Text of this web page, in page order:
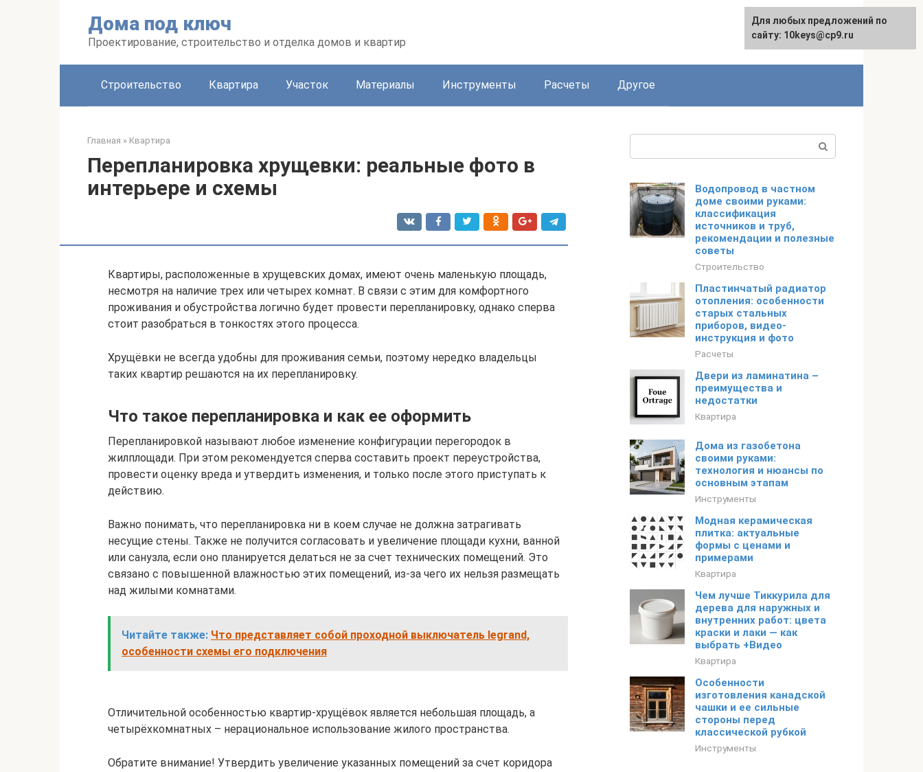
Дома под ключ
Проектирование, строительство и отделка домов и квартир
English
Строительство Квартира Участок Материалы Инструменты Расчеты Другое
Главная » Квартира
Перепланировка хрущевки: реальные фото в
интерьере и схемы
Квартиры, расположенные в хрущевских домах, имеют очень маленькую площадь,
несмотря на наличие трех или четырех комнат. В связи с этим для комфортного
проживания и обустройства логично будет провести перепланировку, однако сперва
стоит разобраться в тонкостях этого процесса.
Хрущёвки не всегда удобны для проживания семьи, поэтому нередко владельцы
таких квартир решаются на их перепланировку.
Что такое перепланировка и как ее оформить
Перепланировкой называют любое изменение конфигурации перегородок в
жилплощади. При этом рекомендуется сперва составить проект переустройства,
провести оценку вреда и утвердить изменения, и только после этого приступать к
действию.
Важно понимать, что перепланировка ни в коем случае не должна затрагивать
несущие стены. Также не получится согласовать и увеличение площади кухни, ванной
или санузла, если оно планируется делаться не за счет технических помещений. Это
связано с повышенной влажностью этих помещений, из-за чего их нельзя размещать
над жилыми комнатами.
Читайте также: Что представляет собой проходной выключатель legrand,
особенности схемы его подключения
Отличительной особенностью квартир-хрущёвок является небольшая площадь, а
четырёхкомнатных – нерациональное использование жилого пространства.
Обратите внимание! Утвердить увеличение указанных помещений за счет коридора
Водопровод в частном
доме своими руками:
классификация
источников и труб,
рекомендации и полезные
советы
Строительство
Пластинчатый радиатор
отопления: особенности
старых стальных
приборов, видео-
инструкция и фото
Расчеты
Двери из ламинатина –
преимущества и
недостатки
Квартира
Дома из газобетона
своими руками:
технология и нюансы по
основным этапам
Инструменты
Модная керамическая
плитка: актуальные
формы с ценами и
примерами
Квартира
Чем лучше Тиккурила для
дерева для наружных и
внутренних работ: цвета
краски и лаки — как
выбрать +Видео
Квартира
Особенности
изготовления канадской
чашки и ее сильные
стороны перед
классической рубкой
Инструменты
Для любых предложений по
сайту: 10keys@cp9.ru